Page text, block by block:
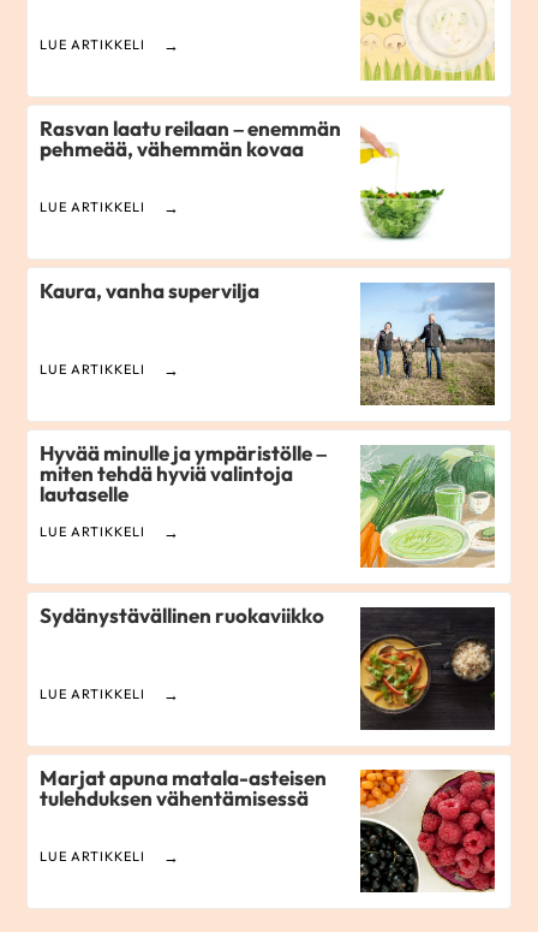
LUE ARTIKKELI
Rasvan laatu reilaan – enemmän
pehmeää, vähemmän kovaa
LUE ARTIKKELI
Kaura, vanha supervilja
LUE ARTIKKELI
Hyvää minulle ja ympäristölle –
miten tehdä hyviä valintoja
lautaselle
LUE ARTIKKELI
Sydänystävällinen ruokaviikko
LUE ARTIKKELI
Marjat apuna matala-asteisen
tulehduksen vähentämisessä
LUE ARTIKKELI